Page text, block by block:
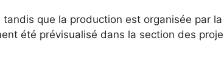
que la production est organisée par
été prévisualisé dans la section des